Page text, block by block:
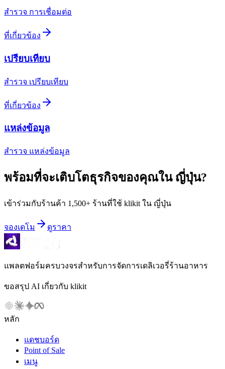
สำรวจ การเชื่อมต่อ
ที่เกี่ยวข้อง
เปรียบเทียบ
สำรวจ เปรียบเทียบ
ที่เกี่ยวข้อง
แหล่งข้อมูล
สำรวจ แหล่งข้อมูล
พร้อมที่จะเติบโตธุรกิจของคุณใน ญี่ปุ่น?
เข้าร่วมกับร้านค้า 1,500+ ร้านที่ใช้ klikit ใน ญี่ปุ่น
จองเดโม ดูราคา
แพลตฟอร์มครบวงจรสำหรับการจัดการเดลิเวอรี่ร้านอาหาร
ขอสรุป AI เกี่ยวกับ klikit
หลัก
แดชบอร์ด
Point of Sale
เมนู